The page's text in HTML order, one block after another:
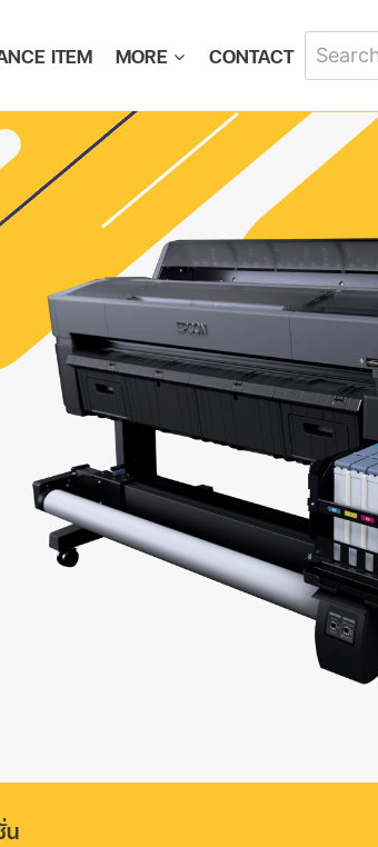
ITEM MORE CONTACT
น